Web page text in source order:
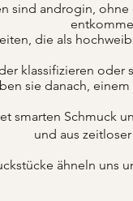
sind androgin,
die als
klassifizieren oder
sie danach,
smarten Schmuck
und aus
ähneln uns